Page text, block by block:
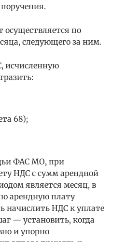
осуществляется по
следующего за ним.
исчисленную
68);
ФАС МО, при
НДС с сумм арендной
является месяц, в
арендную плату
начислить НДС к уплате
— установить, когда
и упорно